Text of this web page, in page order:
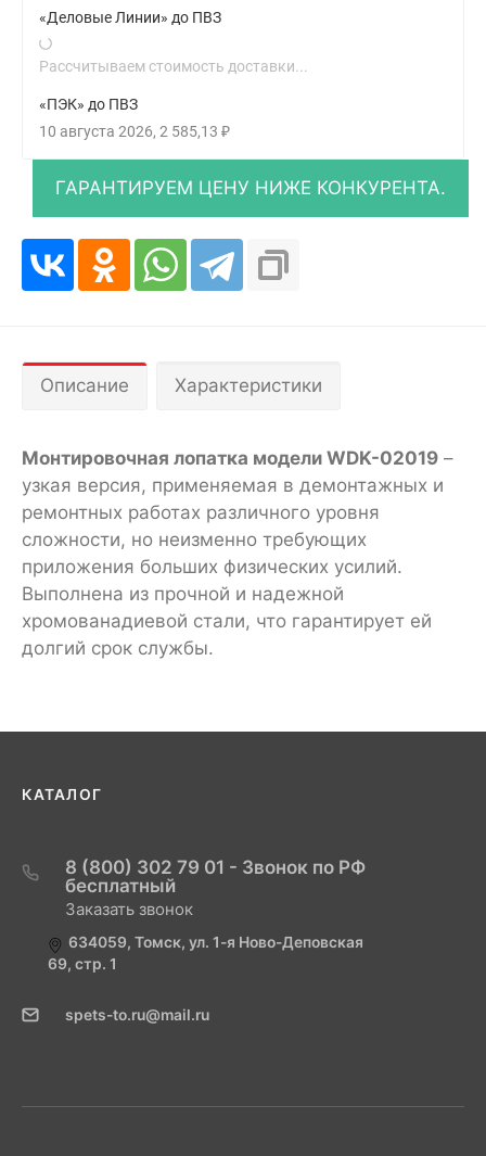
«Деловые Линии» до ПВЗ
Рассчитываем стоимость доставки...
«ПЭК» до ПВЗ
10 августа 2026 2 585,13 ₽
Описание Характеристики
Монтировочная лопатка модели WDK-02019 –
узкая версия, применяемая в демонтажных и
ремонтных работах различного уровня
сложности, но неизменно требующих
приложения больших физических усилий.
Выполнена из прочной и надежной
хромованадиевой стали, что гарантирует ей
долгий срок службы.
КАТАЛОГ
8 (800) 302 79 01 - Звонок по РФ
бесплатный
Заказать звонок
634059, Томск, ул. 1-я Ново-Деповская
69, стр. 1
spets-to.ru@mail.ru